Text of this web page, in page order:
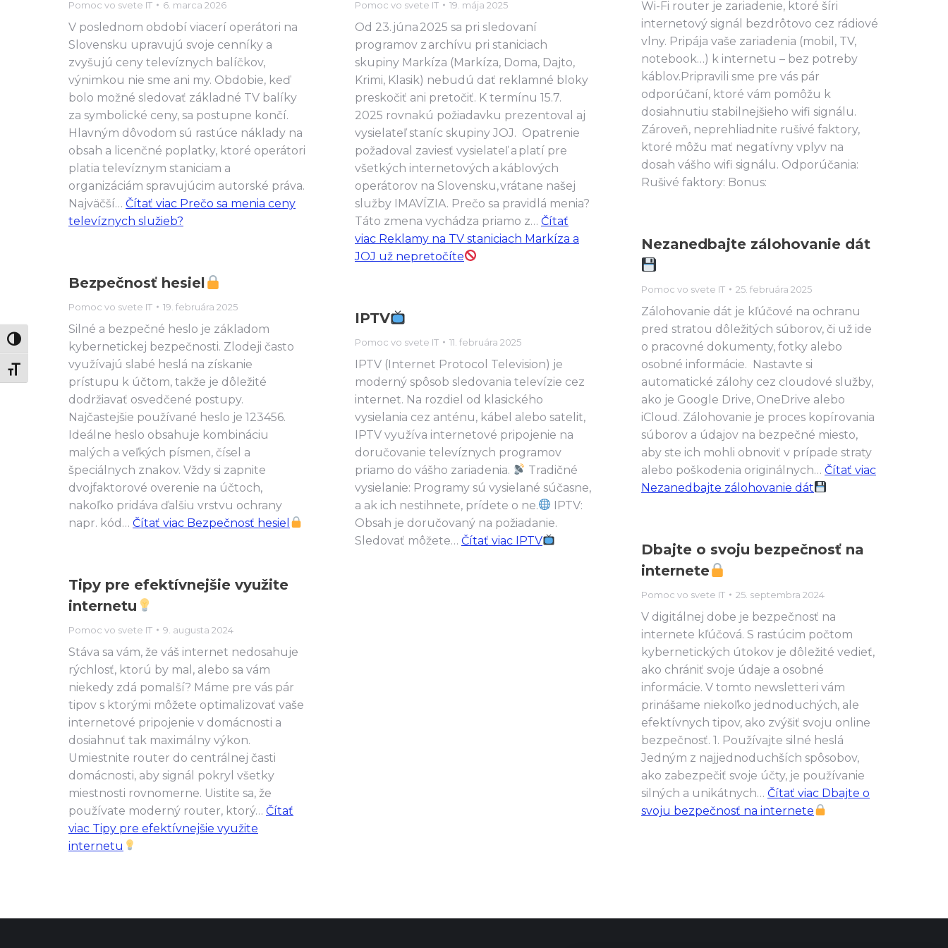
Zmeň vysoký kontrast
Zmeň veľkosť písma
Pomoc vo svete IT 6. marca 2026
V poslednom období viacerí operátori na
Slovensku upravujú svoje cenníky a
zvyšujú ceny televíznych balíčkov,
výnimkou nie sme ani my. Obdobie, keď
bolo možné sledovať základné TV balíky
za symbolické ceny, sa postupne končí.
Hlavným dôvodom sú rastúce náklady na
obsah a licenčné poplatky, ktoré operátori
platia televíznym staniciam a
organizáciám spravujúcim autorské práva.
Najväčší… Čítať viac Prečo sa menia ceny
televíznych služieb?
Pomoc vo svete IT 19. mája 2025
Od 23. júna 2025 sa pri sledovaní
programov z archívu pri staniciach
skupiny Markíza (Markíza, Doma, Dajto,
Krimi, Klasik) nebudú dať reklamné bloky
preskočiť ani pretočiť. K termínu 15.7.
2025 rovnakú požiadavku prezentoval aj
vysielateľ staníc skupiny JOJ. Opatrenie
požadoval zaviesť vysielateľ a platí pre
všetkých internetových a káblových
operátorov na Slovensku, vrátane našej
služby IMAVÍZIA. Prečo sa pravidlá menia?
Táto zmena vychádza priamo z… Čítať
viac Reklamy na TV staniciach Markíza a
JOJ už nepretočíte
Wi-Fi router je zariadenie, ktoré šíri
internetový signál bezdrôtovo cez rádiové
vlny. Pripája vaše zariadenia (mobil, TV,
notebook…) k internetu – bez potreby
káblov.Pripravili sme pre vás pár
odporúčaní, ktoré vám pomôžu k
dosiahnutiu stabilnejšieho wifi signálu.
Zároveň, neprehliadnite rušivé faktory,
ktoré môžu mať negatívny vplyv na
dosah vášho wifi signálu. Odporúčania:
Rušivé faktory: Bonus:
Nezanedbajte zálohovanie dát
Pomoc vo svete IT 25. februára 2025
Zálohovanie dát je kľúčové na ochranu
pred stratou dôležitých súborov, či už ide
o pracovné dokumenty, fotky alebo
osobné informácie. Nastavte si
automatické zálohy cez cloudové služby,
ako je Google Drive, OneDrive alebo
iCloud. Zálohovanie je proces kopírovania
súborov a údajov na bezpečné miesto,
aby ste ich mohli obnoviť v prípade straty
alebo poškodenia originálnych… Čítať viac
Nezanedbajte zálohovanie dát
Bezpečnosť hesiel
Pomoc vo svete IT 19. februára 2025
Silné a bezpečné heslo je základom
kybernetickej bezpečnosti. Zlodeji často
využívajú slabé heslá na získanie
prístupu k účtom, takže je dôležité
dodržiavať osvedčené postupy.
Najčastejšie používané heslo je 123456.
Ideálne heslo obsahuje kombináciu
malých a veľkých písmen, čísel a
špeciálnych znakov. Vždy si zapnite
dvojfaktorové overenie na účtoch,
nakoľko pridáva ďalšiu vrstvu ochrany
napr. kód… Čítať viac Bezpečnosť hesiel
IPTV
Pomoc vo svete IT 11. februára 2025
IPTV (Internet Protocol Television) je
moderný spôsob sledovania televízie cez
internet. Na rozdiel od klasického
vysielania cez anténu, kábel alebo satelit,
IPTV využíva internetové pripojenie na
doručovanie televíznych programov
priamo do vášho zariadenia.
Tradičné
vysielanie: Programy sú vysielané súčasne,
a ak ich nestihnete, prídete o ne.
IPTV:
Obsah je doručovaný na požiadanie.
Sledovať môžete… Čítať viac IPTV
Dbajte o svoju bezpečnosť na
internete
Pomoc vo svete IT 25. septembra 2024
V digitálnej dobe je bezpečnosť na
internete kľúčová. S rastúcim počtom
kybernetických útokov je dôležité vedieť,
ako chrániť svoje údaje a osobné
informácie. V tomto newsletteri vám
prinášame niekoľko jednoduchých, ale
efektívnych tipov, ako zvýšiť svoju online
bezpečnosť. 1. Používajte silné heslá
Jedným z najjednoduchších spôsobov,
ako zabezpečiť svoje účty, je používanie
silných a unikátnych… Čítať viac Dbajte o
svoju bezpečnosť na internete
Tipy pre efektívnejšie využite
internetu
Pomoc vo svete IT 9. augusta 2024
Stáva sa vám, že váš internet nedosahuje
rýchlosť, ktorú by mal, alebo sa vám
niekedy zdá pomalší? Máme pre vás pár
tipov s ktorými môžete optimalizovať vaše
internetové pripojenie v domácnosti a
dosiahnuť tak maximálny výkon.
Umiestnite router do centrálnej časti
domácnosti, aby signál pokryl všetky
miestnosti rovnomerne. Uistite sa, že
používate moderný router, ktorý… Čítať
viac Tipy pre efektívnejšie využite
internetu